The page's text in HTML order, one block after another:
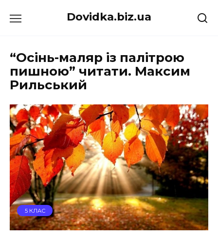
до
Dovidka.biz.ua
“Осінь-маляр із палітрою
пишною” читати. Максим
Рильський
5 КЛАС